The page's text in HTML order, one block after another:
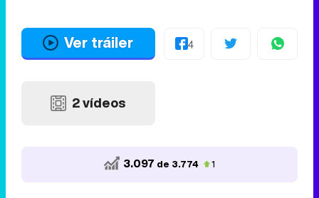
Ver tráiler 4
2 vídeos
3.097 de 3.774 1